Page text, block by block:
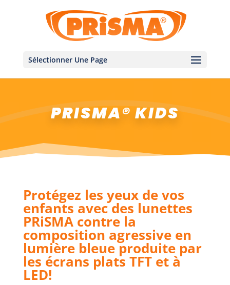
Sélectionner Une Page
PRISMA® KIDS
Protégez les yeux de vos
enfants avec des lunettes
PRiSMA contre la
composition agressive en
lumière bleue produite par
les écrans plats TFT et à
LED!